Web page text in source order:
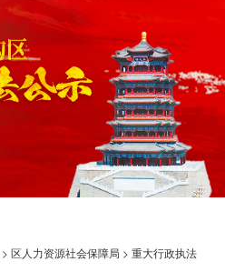
>区人力资源社会保障局 >重大行政执法